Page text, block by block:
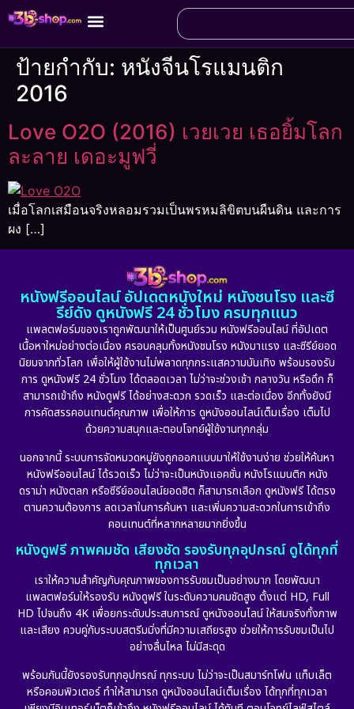
ป้ายกำกับ: หนังจีนโรแมนติก
2016
Love O2O (2016) เวยเวย เธอยิ้มโลก
ละลาย เดอะมูฟวี่
เมื่อโลกเสมือนจริงหลอมรวมเป็นพรหมลิขิตบนผืนดิน และการ
ผง […]
หนังฟรีออนไลน์ อัปเดตหนังใหม่ หนังชนโรง และซี
รีย์ดัง ดูหนังฟรี 24 ชั่วโมง ครบทุกแนว
แพลตฟอร์มของเราถูกพัฒนาให้เป็นศูนย์รวม หนังฟรีออนไลน์ ที่อัปเดต
เนื้อหาใหม่อย่างต่อเนื่อง ครอบคลุมทั้งหนังชนโรง หนังมาแรง และซีรีย์ยอด
นิยมจากทั่วโลก เพื่อให้ผู้ใช้งานไม่พลาดทุกกระแสความบันเทิง พร้อมรองรับ
การ ดูหนังฟรี 24 ชั่วโมง ได้ตลอดเวลา ไม่ว่าจะช่วงเช้า กลางวัน หรือดึก ก็
สามารถเข้าถึง หนังดูฟรี ได้อย่างสะดวก รวดเร็ว และต่อเนื่อง อีกทั้งยังมี
การคัดสรรคอนเทนต์คุณภาพ เพื่อให้การ ดูหนังออนไลน์เต็มเรื่อง เต็มไป
ด้วยความสนุกและตอบโจทย์ผู้ใช้งานทุกกลุ่ม
นอกจากนี้ ระบบการจัดหมวดหมู่ยังถูกออกแบบมาให้ใช้งานง่าย ช่วยให้ค้นหา
หนังฟรีออนไลน์ ได้รวดเร็ว ไม่ว่าจะเป็นหนังแอคชั่น หนังโรแมนติก หนัง
ดราม่า หนังตลก หรือซีรีย์ออนไลน์ยอดฮิต ก็สามารถเลือก ดูหนังฟรี ได้ตรง
ตามความต้องการ ลดเวลาในการค้นหา และเพิ่มความสะดวกในการเข้าถึง
คอนเทนต์ที่หลากหลายมากยิ่งขึ้น
หนังดูฟรี ภาพคมชัด เสียงชัด รองรับทุกอุปกรณ์ ดูได้ทุกที่
ทุกเวลา
เราให้ความสำคัญกับคุณภาพของการรับชมเป็นอย่างมาก โดยพัฒนา
แพลตฟอร์มให้รองรับ หนังดูฟรี ในระดับความคมชัดสูง ตั้งแต่ HD, Full
HD ไปจนถึง 4K เพื่อยกระดับประสบการณ์ ดูหนังออนไลน์ ให้สมจริงทั้งภาพ
และเสียง ควบคู่กับระบบสตรีมมิ่งที่มีความเสถียรสูง ช่วยให้การรับชมเป็นไป
อย่างลื่นไหล ไม่มีสะดุด
พร้อมกันนี้ยังรองรับทุกอุปกรณ์ ทุกระบบ ไม่ว่าจะเป็นสมาร์ทโฟน แท็บเล็ต
หรือคอมพิวเตอร์ ทำให้สามารถ ดูหนังออนไลน์เต็มเรื่อง ได้ทุกที่ทุกเวลา